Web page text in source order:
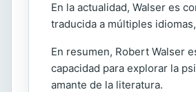
En la actualidad, Walser es
traducida a múltiples
En resumen, Robert Walser
capacidad para explorar la
amante de la literatura.